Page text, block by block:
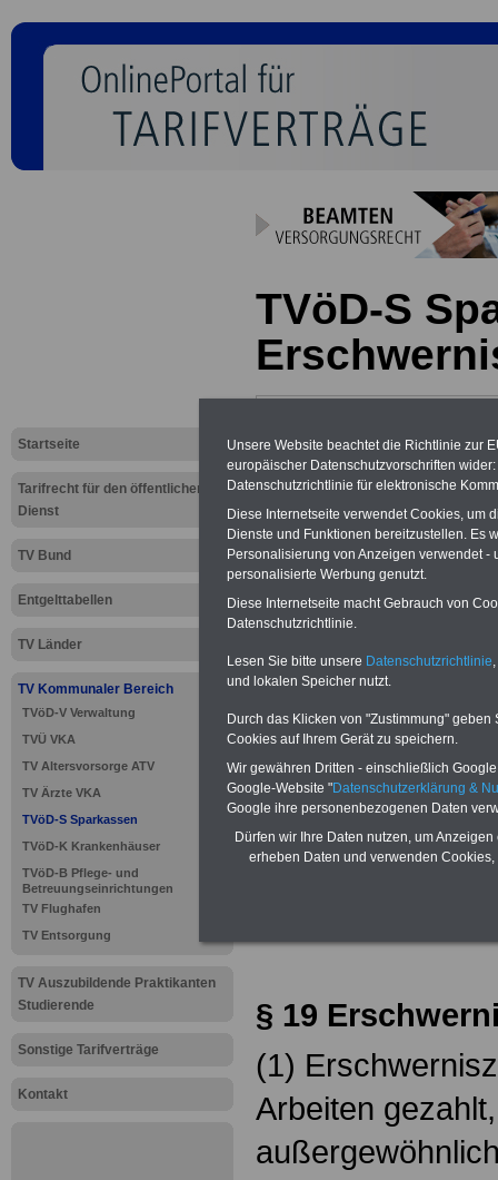
Startseite
Tarifrecht für den öffentlichen
Dienst
TV Bund
Entgelttabellen
TV Länder
TV Kommunaler Bereich
TVöD-V Verwaltung
TVÜ VKA
TV Altersvorsorge ATV
TV Ärzte VKA
TVöD-S Sparkassen
TVöD-K Krankenhäuser
TVöD-B Pflege- und
Betreuungseinrichtungen
TV Flughafen
TV Entsorgung
TV Auszubildende Praktikanten
Studierende
Sonstige Tarifverträge
Kontakt
TVöD-S
>>>zur
Sparkassen
TVöD-S
§ 19
(1)
Arbeiten
Unsere Website beachtet die Richtlinie zur
europäischer Datenschutzvorschriften
Datenschutzrichtlinie für elektronische
Diese Internetseite verwendet Cookies, um
Dienste und Funktionen bereitzustellen. Es
Personalisierung von Anzeigen verwendet
personalisierte Werbung genutzt.
Diese Internetseite macht Gebrauch von
Datenschutzrichtlinie.
Lesen Sie bitte unsere Datenschutzrichtlinie
und lokalen Speicher nutzt.
Durch das Klicken von "Zustimmung"
Cookies auf Ihrem Gerät zu speichern.
Wir gewähren Dritten - einschließlich
Google-Website "Datenschutzerklärung &
Google ihre personenbezogenen Daten
Dürfen wir Ihre Daten nutzen, um
erheben Daten und verwenden